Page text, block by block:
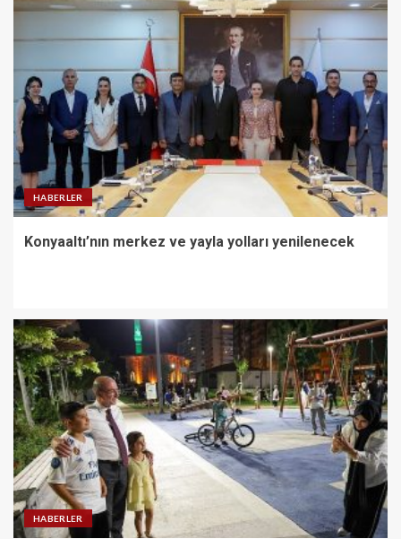
HABERLER
Konyaaltı’nın merkez ve yayla yolları yenilenecek
HABERLER